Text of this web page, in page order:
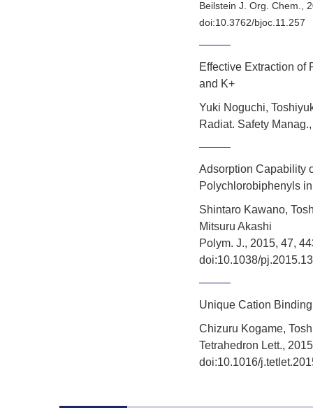
Beilstein J. Org. Chem
doi:10.3762/bjoc.11.257
Effective Extraction of
and K+
Yuki Noguchi,
Radiat. Safety
Adsorption Capability
Polychlorobiphenyls
Shintaro Kawano,
Mitsuru Akashi
Polym. J., 2015, 47,
doi:10.1038/pj.2015.13
Unique Cation
Chizuru Kogame,
Tetrahedron Lett.,
doi:10.1016/